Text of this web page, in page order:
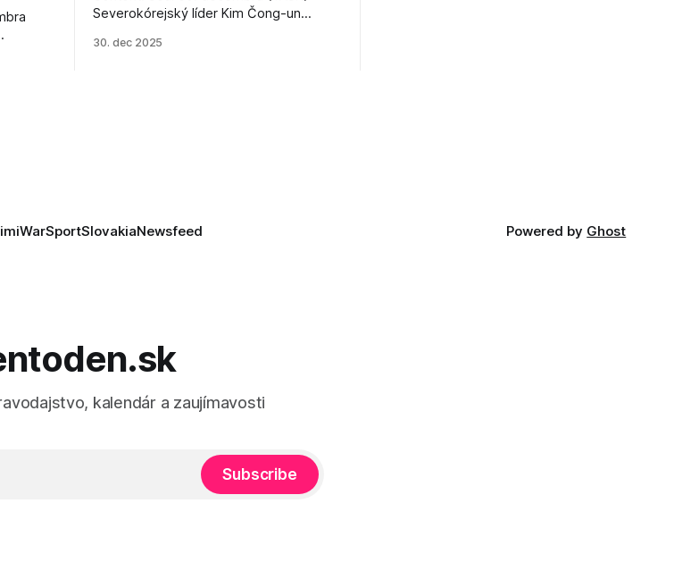
Severokórejský líder Kim Čong-un
najnovšie salvové raketomety a nešetril
30. dec 2025
WarSportSlovakiaNewsfeed Powered by Ghost
kalendár a zaujímavosti
Subscribe